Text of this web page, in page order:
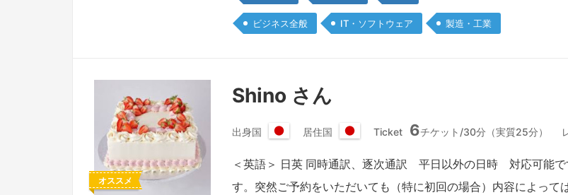
ビジネス全般 IT・ソフトウェア 製造・工業
オススメ
Shino さん
出身国
本
国
居住国
本
Ticket 6チケット/30分（実質25分）
＜英語＞ 日英 同時通訳、逐次通訳 平日以外の日時 対応可能
す。突然ご予約をいただいても（特に初回の場合）内容によっ